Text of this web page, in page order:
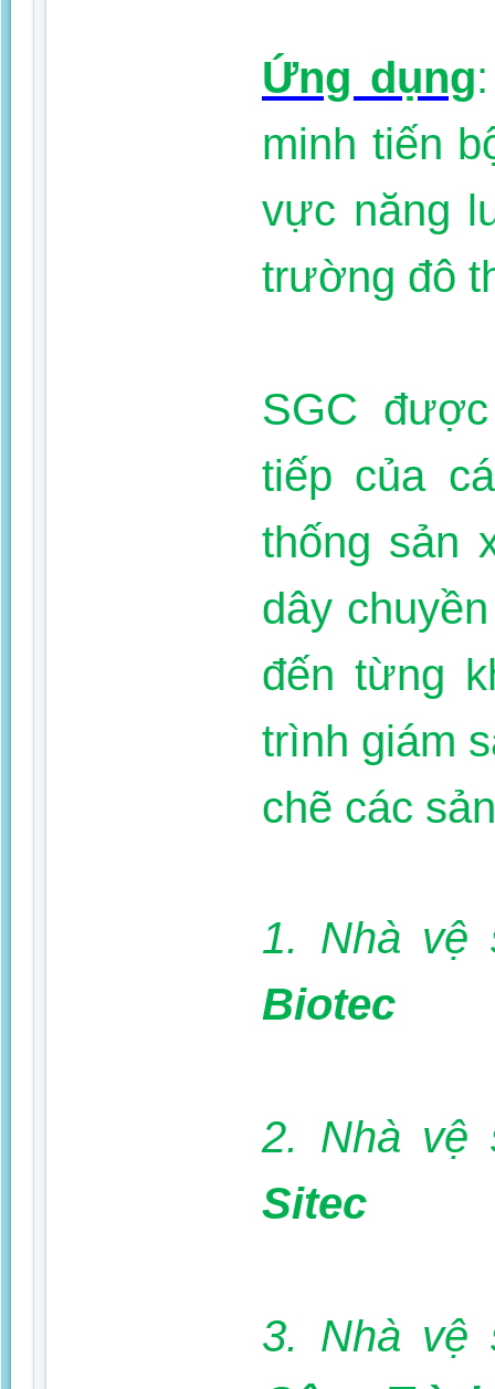
Ứng dụng
minh tiến
vực năng
trường đô
SGC
tiếp của
thống sản
dây
đến từng
trình giám
chẽ các
1. Nhà vệ
Biotec
2. Nhà vệ
Sitec
3. Nhà vệ